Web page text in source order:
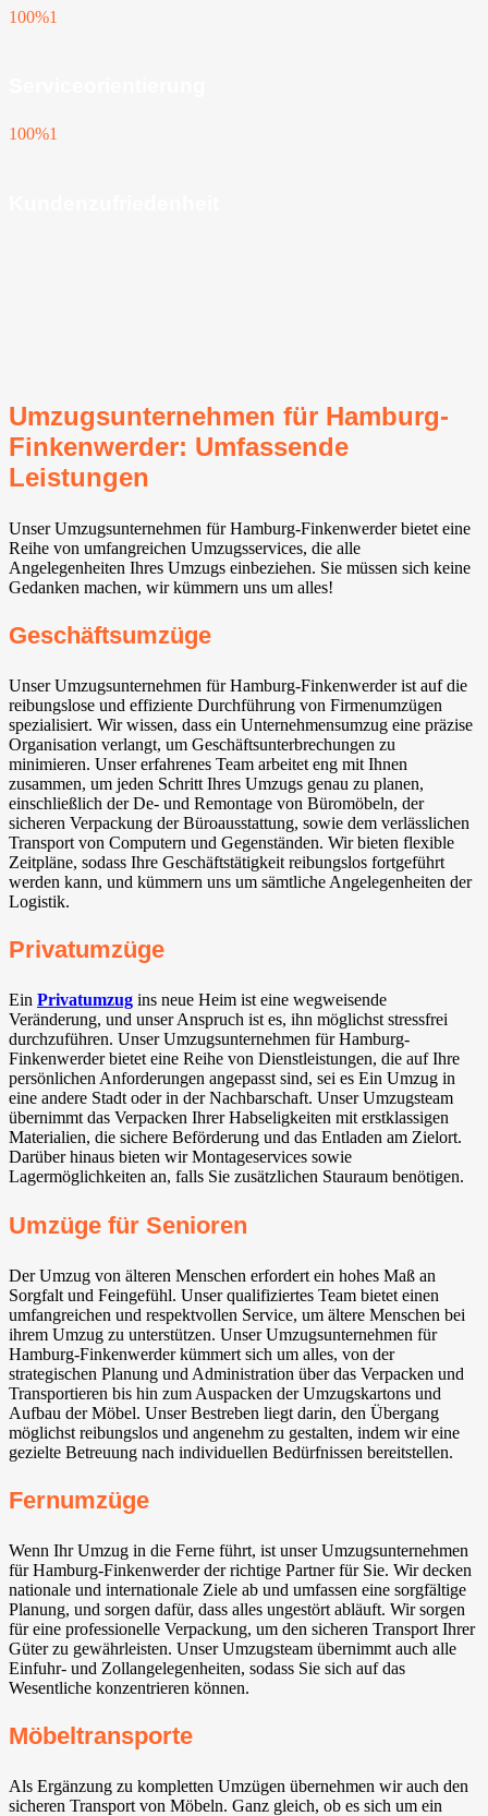
100%1
100%1
Umzugsunternehmen für Hamburg-
Finkenwerder: Umfassende
Leistungen
Unser Umzugsunternehmen für Hamburg-Finkenwerder bietet eine
Reihe von umfangreichen Umzugsservices, die alle
Angelegenheiten Ihres Umzugs einbeziehen. Sie müssen sich keine
Gedanken machen, wir kümmern uns um alles!
Geschäftsumzüge
Unser Umzugsunternehmen für Hamburg-Finkenwerder ist auf die
reibungslose und effiziente Durchführung von Firmenumzügen
spezialisiert. Wir wissen, dass ein Unternehmensumzug eine präzise
Organisation verlangt, um Geschäftsunterbrechungen zu
minimieren. Unser erfahrenes Team arbeitet eng mit Ihnen
zusammen, um jeden Schritt Ihres Umzugs genau zu planen,
einschließlich der De- und Remontage von Büromöbeln, der
sicheren Verpackung der Büroausstattung, sowie dem verlässlichen
Transport von Computern und Gegenständen. Wir bieten flexible
Zeitpläne, sodass Ihre Geschäftstätigkeit reibungslos fortgeführt
werden kann, und kümmern uns um sämtliche Angelegenheiten der
Logistik.
Privatumzüge
Ein Privatumzug ins neue Heim ist eine wegweisende
Veränderung, und unser Anspruch ist es, ihn möglichst stressfrei
durchzuführen. Unser Umzugsunternehmen für Hamburg-
Finkenwerder bietet eine Reihe von Dienstleistungen, die auf Ihre
persönlichen Anforderungen angepasst sind, sei es Ein Umzug in
eine andere Stadt oder in der Nachbarschaft. Unser Umzugsteam
übernimmt das Verpacken Ihrer Habseligkeiten mit erstklassigen
Materialien, die sichere Beförderung und das Entladen am Zielort.
Darüber hinaus bieten wir Montageservices sowie
Lagermöglichkeiten an, falls Sie zusätzlichen Stauraum benötigen.
Umzüge für Senioren
Der Umzug von älteren Menschen erfordert ein hohes Maß an
Sorgfalt und Feingefühl. Unser qualifiziertes Team bietet einen
umfangreichen und respektvollen Service, um ältere Menschen bei
ihrem Umzug zu unterstützen. Unser Umzugsunternehmen für
Hamburg-Finkenwerder kümmert sich um alles, von der
strategischen Planung und Administration über das Verpacken und
Transportieren bis hin zum Auspacken der Umzugskartons und
Aufbau der Möbel. Unser Bestreben liegt darin, den Übergang
möglichst reibungslos und angenehm zu gestalten, indem wir eine
gezielte Betreuung nach individuellen Bedürfnissen bereitstellen.
Fernumzüge
Wenn Ihr Umzug in die Ferne führt, ist unser Umzugsunternehmen
für Hamburg-Finkenwerder der richtige Partner für Sie. Wir decken
nationale und internationale Ziele ab und umfassen eine sorgfältige
Planung, und sorgen dafür, dass alles ungestört abläuft. Wir sorgen
für eine professionelle Verpackung, um den sicheren Transport Ihrer
Güter zu gewährleisten. Unser Umzugsteam übernimmt auch alle
Einfuhr- und Zollangelegenheiten, sodass Sie sich auf das
Wesentliche konzentrieren können.
Möbeltransporte
Als Ergänzung zu kompletten Umzügen übernehmen wir auch den
sicheren Transport von Möbeln. Ganz gleich, ob es sich um ein